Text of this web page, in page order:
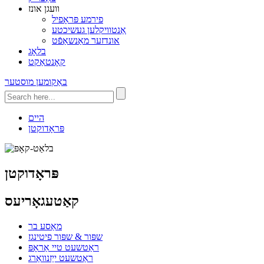
וועגן אונז
פירמע פּראָפיל
אַנטוויקלען געשיכטע
אונדזער מאַנשאַפֿט
בלאָג
קאָנטאַקט
באַקומען מוסטער
היים
פּראָדוקטן
פּראָדוקטן
קאַטעגאָריעס
מאַסע בר
שפּור & שפּור פיטינגז
ראַטשעט טיי אַראָפּ
ראַטשעט ייַזנוואַרג